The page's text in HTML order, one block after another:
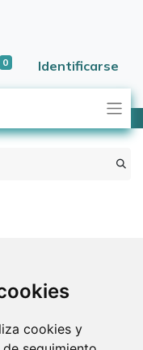
cookies y
0 Identificarse